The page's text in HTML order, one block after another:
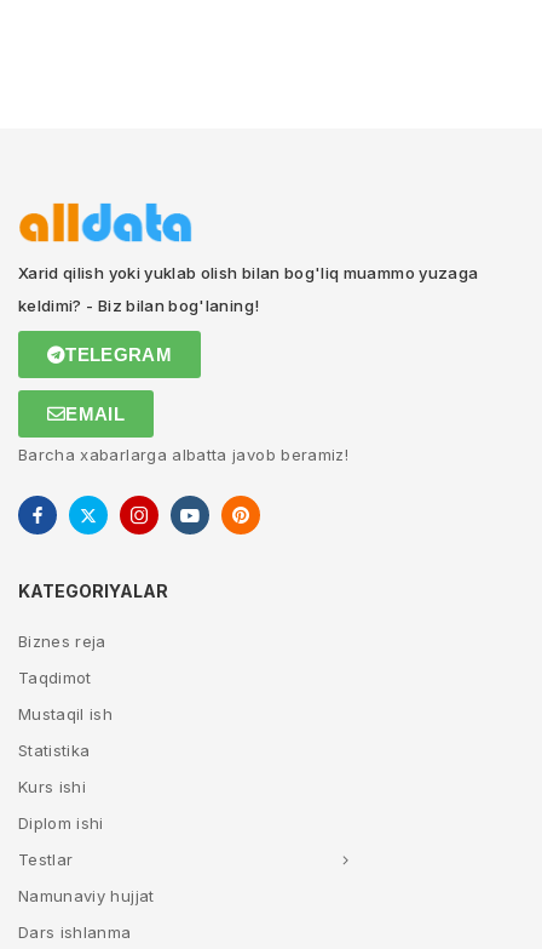
Xarid qilish yoki yuklab olish bilan bog'liq muammo yuzaga
keldimi? - Biz bilan bog'laning!
TELEGRAM
EMAIL
Barcha xabarlarga albatta javob beramiz!
KATEGORIYALAR
Biznes reja
Taqdimot
Mustaqil ish
Statistika
Kurs ishi
Diplom ishi
Testlar
Namunaviy hujjat
Dars ishlanma